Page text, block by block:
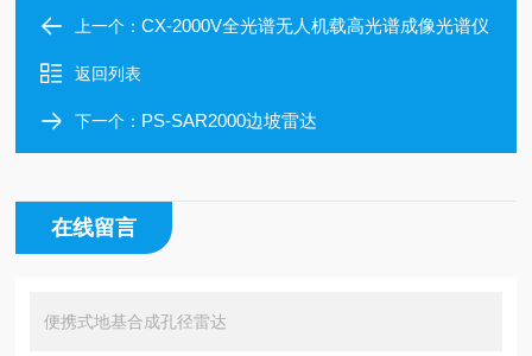
上一个：CX-2000V全光谱无人机载高光谱成像光谱仪
返回列表
下一个： PS-SAR2000边坡雷达
在线留言